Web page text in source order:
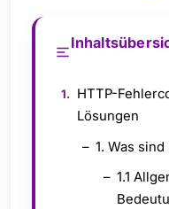
HTTP-
Lösungen
1. Was
1.1